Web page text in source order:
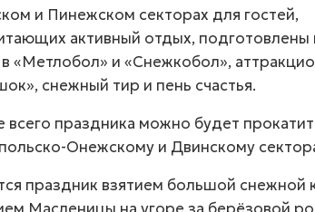
и Пинежском секторах для гостей,
активный отдых,
«Метлобол» и «Снежкобол»,
снежный тир и пень счастья.
всего праздника можно будет
Онежскому и Двинскому
праздник взятием большой снежной